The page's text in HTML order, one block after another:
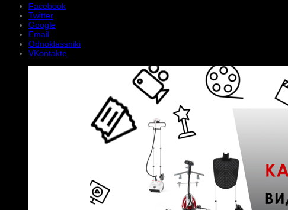
Facebook
Twitter
Google
Email
Odnoklassniki
VKontakte